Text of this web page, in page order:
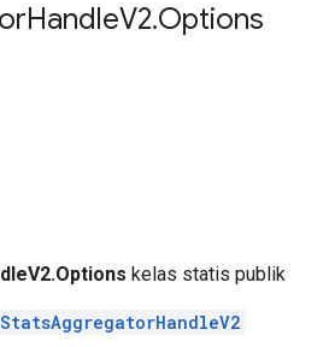
HandleV2.Options
kelas statis publik
StatsAggregatorHandleV2